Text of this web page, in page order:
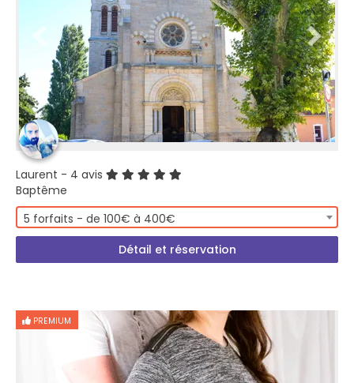
Laurent - 4 avis
Baptême
5 forfaits - de 100€ à 400€
Détail et réservation
PREMIUM